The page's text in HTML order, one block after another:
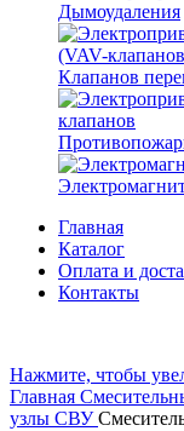
Дымоудаления
Клапанов
Главная
Каталог
Оплата и
Контакты
Нажмите, чтобы
Главная
узлы СВУ